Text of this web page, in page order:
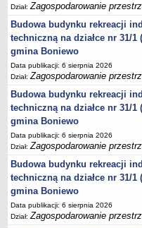
Lista osób kluczowych
Lista aktywności
Lista lokalnych liderów
Podmioty uprawnione do
Podmioty realizujące
Wykaz usług społecznych
Plan utrwalania rezultatów
FUNDUSZ WSPARCIA
MIENIE KOMUNALNE
2006
2007
2008
2010
Dział:Zagospodarowanie
Budowa budynku rekreacji
techniczną na działce nr 31/
gmina Boniewo
Data publikacji: 6 sierpnia 2026
Dział:Zagospodarowanie
Budowa budynku rekreacji
techniczną na działce nr 31/
gmina Boniewo
Data publikacji: 6 sierpnia 2026
Dział:Zagospodarowanie
Budowa budynku rekreacji
techniczną na działce nr 31/
gmina Boniewo
Data publikacji: 6 sierpnia 2026
Dział:Zagospodarowanie